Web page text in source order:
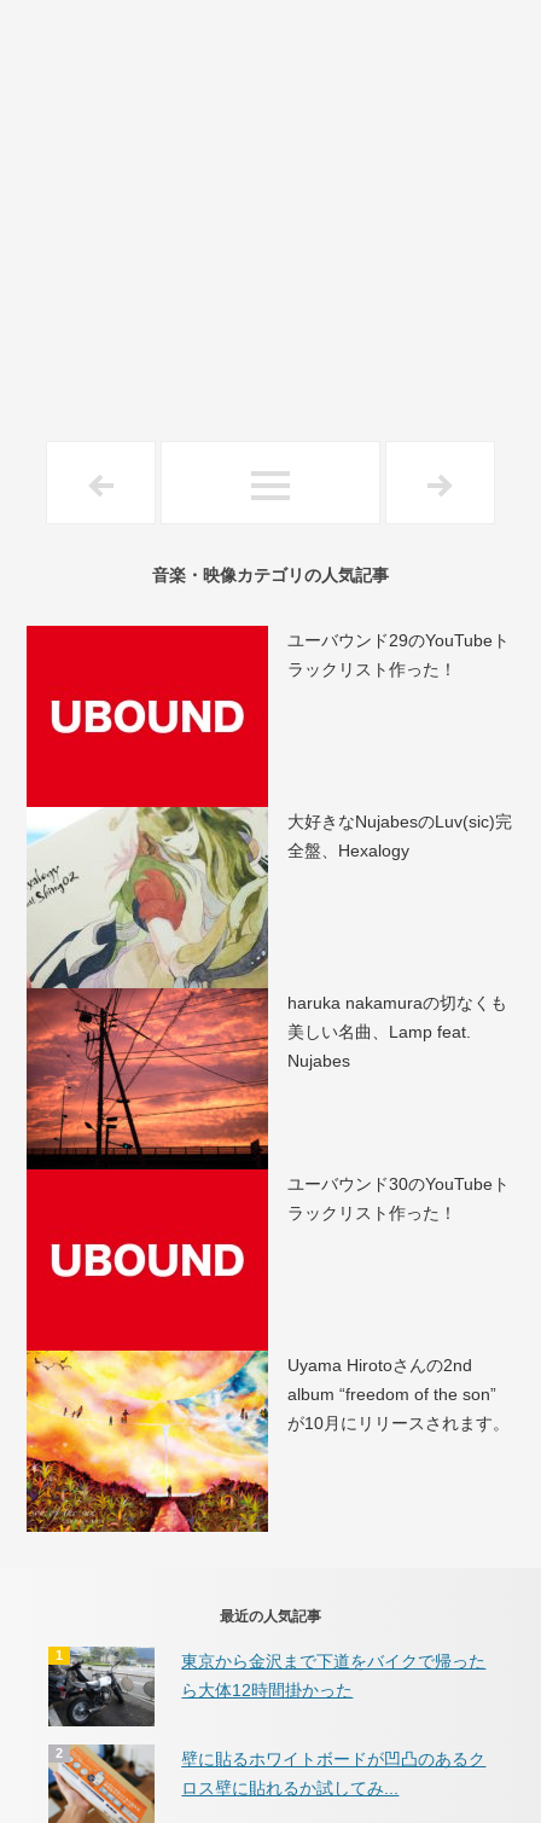
音楽・映像カテゴリの人気記事
ユーバウンド29のYouTubeト
ラックリスト作った！
大好きなNujabesのLuv(sic)完
全盤、Hexalogy
haruka nakamuraの切なくも
美しい名曲、Lamp feat.
Nujabes
ユーバウンド30のYouTubeト
ラックリスト作った！
Uyama Hirotoさんの2nd
album “freedom of the son”
が10月にリリースされます。
最近の人気記事
東京から金沢まで下道をバイクで帰った
ら大体12時間掛かった
壁に貼るホワイトボードが凹凸のあるク
ロス壁に貼れるか試してみ...